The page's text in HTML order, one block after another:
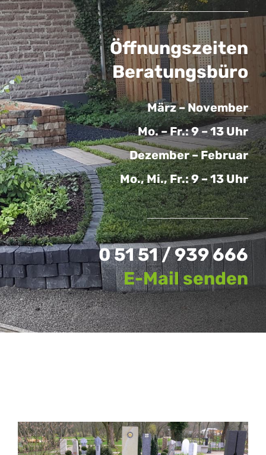
Öffnungszeiten
Beratungsbüro
März – November
Mo. – Fr.: 9 – 13 Uhr
Dezember – Februar
Mo., Mi., Fr.: 9 – 13 Uhr
0 51 51 / 939 666
E-Mail senden